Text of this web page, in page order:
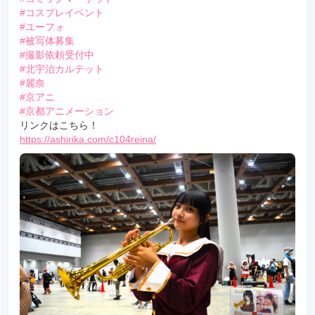
#コスプレイベント
#ユーフォ
#被写体募集
#撮影依頼受付中
#北宇治カルテット
#麗奈
#京アニ
#京都アニメーション
リンクはこちら！
https://ashirika.com/c104reina/